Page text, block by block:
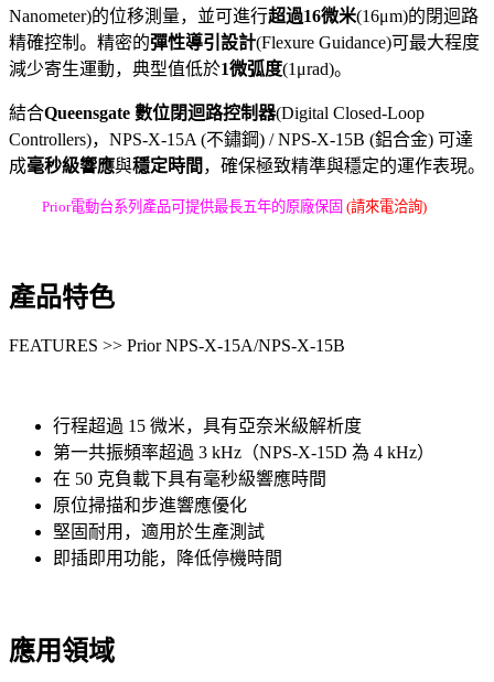
Nanometer)的位移測量，並可進行超過16微米(16μm)的閉迴路
精確控制。精密的彈性導引設計(Flexure Guidance)可最大程度
減少寄生運動，典型值低於1微弧度(1μrad)。
結合Queensgate 數位閉迴路控制器(Digital Closed-Loop
Controllers)，NPS-X-15A (不鏽鋼) / NPS-X-15B (鋁合金) 可達
成毫秒級響應與穩定時間 ，確保極致精準與穩定的運作表現。
Prior電動台系列產品可提供最長五年的原廠保固 (請來電洽詢)
產品特色
FEATURES >> Prior NPS-X-15A/NPS-X-15B
行程超過 15 微米，具有亞奈米級解析度
第一共振頻率超過 3 kHz（NPS-X-15D 為 4 kHz）
在 50 克負載下具有毫秒級響應時間
原位掃描和步進響應優化
堅固耐用，適用於生產測試
即插即用功能，降低停機時間
應用領域